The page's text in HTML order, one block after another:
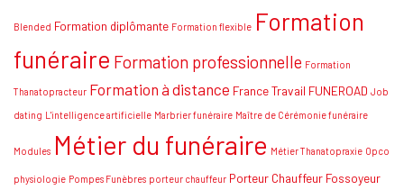
Blended Formation diplômante Formation flexible Formation
funéraire Formation professionnelle Formation
Thanatopracteur Formation à distance France Travail FUNEROAD Job
dating L'intelligence artificielle Marbrier funéraire Maître de Cérémonie funéraire
Modules Métier du funéraire Métier Thanatopraxie Opco
physiologie Pompes Funèbres porteur chauffeur Porteur Chauffeur Fossoyeur